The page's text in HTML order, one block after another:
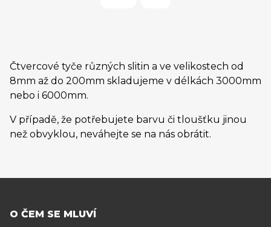
Čtvercové tyče různých slitin a ve velikostech od
8mm až do 200mm skladujeme v délkách 3000mm
nebo i 6000mm.
V případě, že potřebujete barvu či tloušťku jinou
než obvyklou, neváhejte se na nás obrátit.
O ČEM SE MLUVÍ